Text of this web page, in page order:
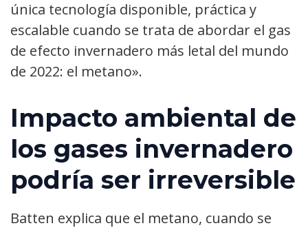
única tecnología disponible, práctica y
escalable cuando se trata de abordar el gas
de efecto invernadero más letal del mundo
de 2022: el metano».
Impacto ambiental de
los gases invernadero
podría ser irreversible
Batten explica que el metano, cuando se